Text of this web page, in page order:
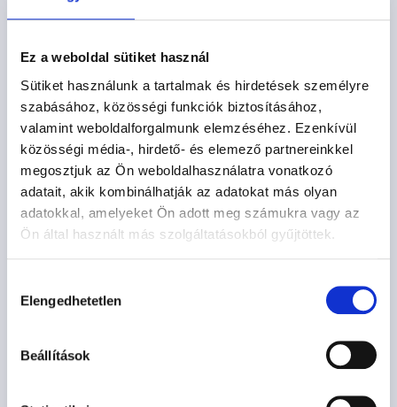
Ez a weboldal sütiket használ
Sütiket használunk a tartalmak és hirdetések személyre
szabásához, közösségi funkciók biztosításához,
valamint weboldalforgalmunk elemzéséhez. Ezenkívül
közösségi média-, hirdető- és elemező partnereinkkel
megosztjuk az Ön weboldalhasználatra vonatkozó
adatait, akik kombinálhatják az adatokat más olyan
adatokkal, amelyeket Ön adott meg számukra vagy az
Ön által használt más szolgáltatásokból gyűjtöttek.
kiválasztása
Elengedhetetlen
Beállítások